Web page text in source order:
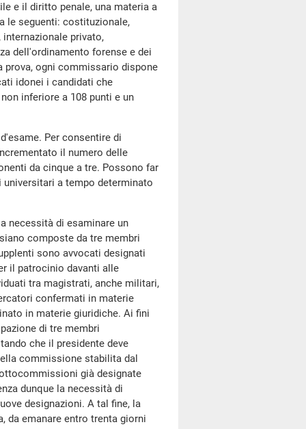
e il diritto penale, una materia a
le seguenti: costituzionale,
privato,
dell'ordinamento forense e dei
prova, ogni commissario dispone
idonei i candidati che
inferiore a 108 punti e un
Per consentire di
il numero delle
da cinque a tre. Possono far
a tempo determinato
necessità di esaminare un
composte da tre membri
sono avvocati designati
il patrocinio davanti alle
tra magistrati, anche militari,
confermati in materie
in materie giuridiche. Ai fini
di tre membri
che il presidente deve
commissione stabilita dal
già designate
dunque la necessità di
designazioni. A tal fine, la
da emanare entro trenta giorni